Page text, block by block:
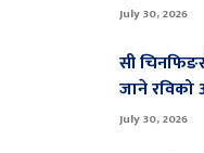
July 30, 2026
सी
जाने रविको
July 30, 2026